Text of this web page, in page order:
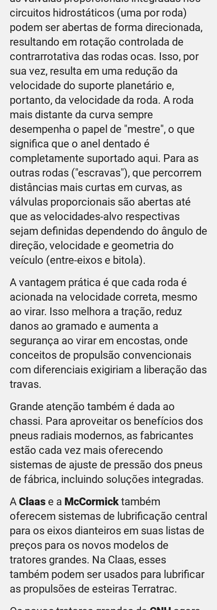
circuitos hidrostáticos (uma por roda)
podem ser abertas de forma direcionada,
resultando em rotação controlada de
contrarrotativa das rodas ocas. Isso, por
sua vez, resulta em uma redução da
velocidade do suporte planetário e,
portanto, da velocidade da roda. A roda
mais distante da curva sempre
desempenha o papel de "mestre", o que
significa que o anel dentado é
completamente suportado aqui. Para as
outras rodas ("escravas"), que percorrem
distâncias mais curtas em curvas, as
válvulas proporcionais são abertas até
que as velocidades-alvo respectivas
sejam definidas dependendo do ângulo de
direção, velocidade e geometria do
veículo (entre-eixos e bitola).
A vantagem prática é que cada roda é
acionada na velocidade correta, mesmo
ao virar. Isso melhora a tração, reduz
danos ao gramado e aumenta a
segurança ao virar em encostas, onde
conceitos de propulsão convencionais
com diferenciais exigiriam a liberação das
travas.
Grande atenção também é dada ao
chassi. Para aproveitar os benefícios dos
pneus radiais modernos, as fabricantes
estão cada vez mais oferecendo
sistemas de ajuste de pressão dos pneus
de fábrica, incluindo soluções integradas.
A Claas e a McCormick também
oferecem sistemas de lubrificação central
para os eixos dianteiros em suas listas de
preços para os novos modelos de
tratores grandes. Na Claas, esses
também podem ser usados para lubrificar
as propulsões de esteiras Terratrac.